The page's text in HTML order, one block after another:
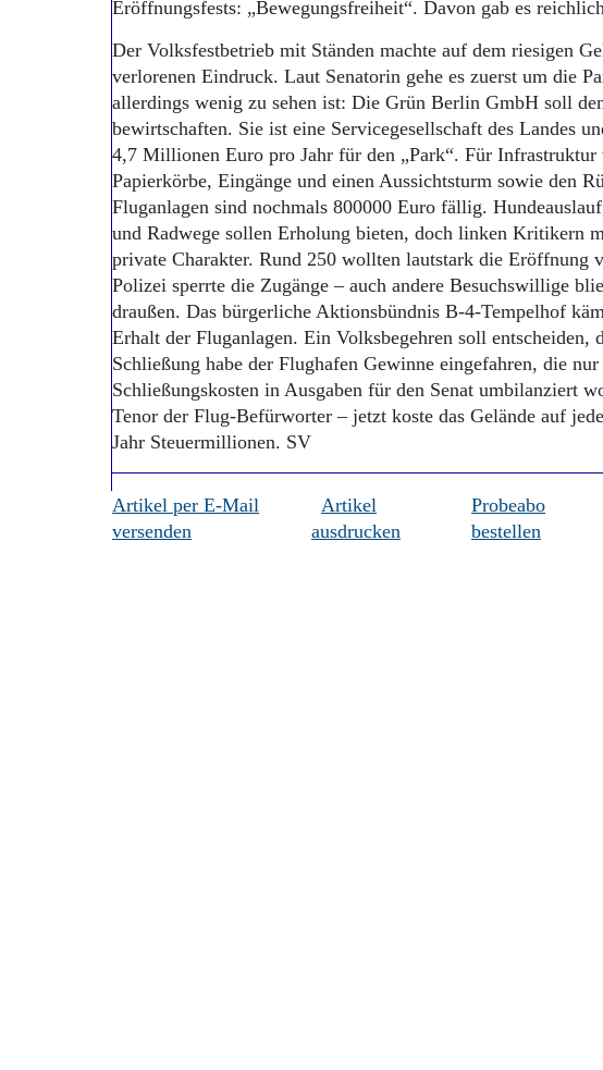
Eröffnungsfests: „Bewegungsfreiheit“. Davon gab es
Der Volksfestbetrieb mit Ständen machte auf dem riesigen
verlorenen Eindruck. Laut Senatorin gehe es zuerst um die
allerdings wenig zu sehen ist: Die Grün Berlin GmbH soll
bewirtschaften. Sie ist eine Service­gesellschaft des Landes
4,7 Millionen Euro pro Jahr für den „Park“. Für Infrastruktur
Papierkörbe, Eingänge und einen Aussichtsturm sowie den
Fluganlagen sind nochmals 800000 Euro fällig.
und Radwege sollen Erholung bieten, doch linken Kritikern
private Charakter. Rund 250 wollten lautstark die Eröffnung
Polizei sperrte die Zugänge – auch andere Besuchswillige
draußen. Das bürgerliche Aktionsbündnis B-4-Tempelhof
Erhalt der Fluganlagen. Ein Volksbegehren soll entscheiden,
Schließung habe der Flughafen Gewinne eingefahren, die
Schließungskosten in Ausgaben für den Senat umbilanziert
Tenor der Flug-Befürworter – jetzt koste das Gelände auf
Jahr Steuermillionen. SV
Artikel per E-Mail
versenden
Artikel
ausdrucken
Probeabo
bestellen